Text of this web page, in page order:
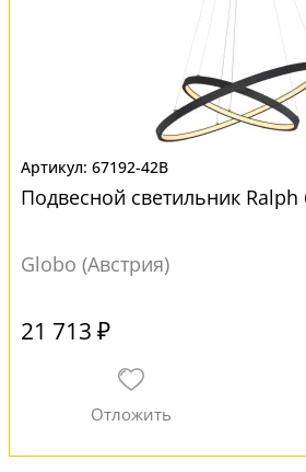
67192-42B
Подвесной светильник Ralph
Globo (Австрия)
21 713 ₽